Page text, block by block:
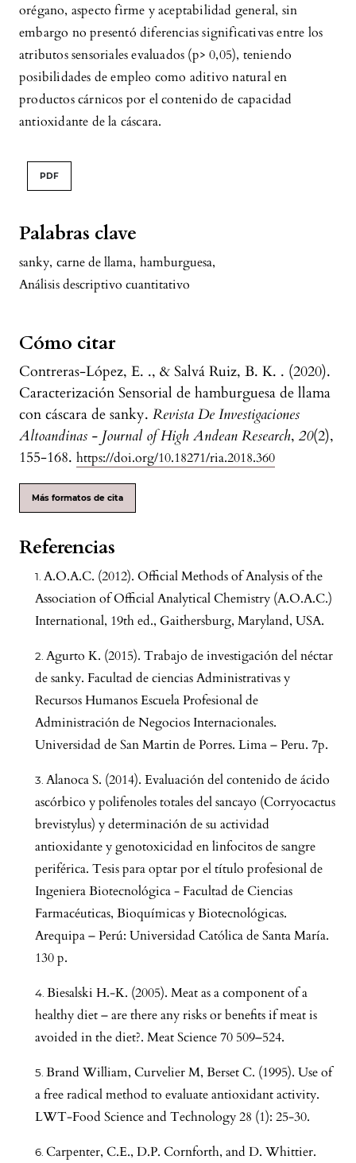
Palabras clave
sanky, carne de llama, hamburguesa,
Análisis descriptivo cuantitativo
Cómo citar
Contreras-López, E. ., & Salvá Ruiz, B. K. . (2020).
Caracterización Sensorial de hamburguesa de llama
con cáscara de sanky. Revista De Investigaciones
Altoandinas - Journal of High Andean Research, 20(2),
155-168. https://doi.org/10.18271/ria.2018.360
Más formatos de cita
orégano, aspecto firme y aceptabilidad general, sin
embargo no presentó diferencias significativas entre los
atributos sensoriales evaluados (p> 0,05), teniendo
posibilidades de empleo como aditivo natural en
productos cárnicos por el contenido de capacidad
antioxidante de la cáscara.
PDF
Referencias
A.O.A.C. (2012). Official Methods of Analysis of the
Association of Official Analytical Chemistry (A.O.A.C.)
International, 19th ed., Gaithersburg, Maryland, USA.
Agurto K. (2015). Trabajo de investigación del néctar
de sanky. Facultad de ciencias Administrativas y
Recursos Humanos Escuela Profesional de
Administración de Negocios Internacionales.
Universidad de San Martin de Porres. Lima – Peru. 7p.
Alanoca S. (2014). Evaluación del contenido de ácido
ascórbico y polifenoles totales del sancayo (Corryocactus
brevistylus) y determinación de su actividad
antioxidante y genotoxicidad en linfocitos de sangre
periférica. Tesis para optar por el título profesional de
Ingeniera Biotecnológica - Facultad de Ciencias
Farmacéuticas, Bioquímicas y Biotecnológicas.
Arequipa – Perú: Universidad Católica de Santa María.
130 p.
Biesalski H.-K. (2005). Meat as a component of a
healthy diet – are there any risks or benefits if meat is
avoided in the diet?. Meat Science 70 509–524.
Brand William, Curvelier M, Berset C. (1995). Use of
a free radical method to evaluate antioxidant activity.
LWT-Food Science and Technology 28 (1): 25-30.
Carpenter, C.E., D.P. Cornforth, and D. Whittier.